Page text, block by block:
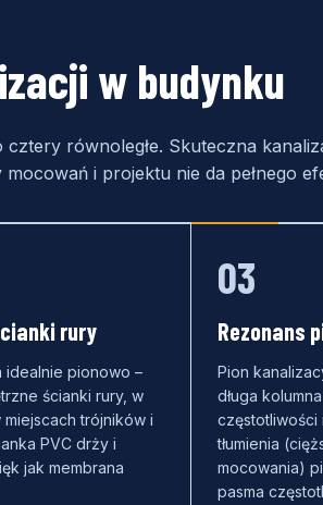
w budynku
równoległe. Skuteczna
i projektu nie da pełnego
rury
idealnie pionowo –
ścianki rury, w
trójników i
PVC drży i
jak membrana
03
Rezonans
Pion
długa
częstotliwości
tłumienia
mocowania)
pasma